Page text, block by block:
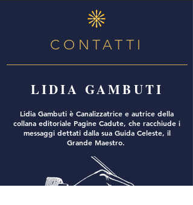
CONTATTI
LIDIA GAMBUTI
Lidia Gambuti è Canalizzatrice e autrice della
collana editoriale Pagine Cadute, che racchiude i
messaggi dettati dalla sua Guida Celeste, il
Grande Maestro.